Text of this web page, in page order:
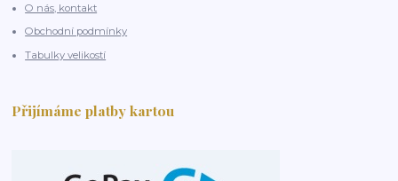
O nás, kontakt
Obchodní podmínky
Tabulky velikostí
Přijímáme platby kartou